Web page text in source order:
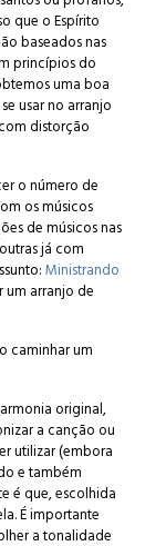
que o Espírito
baseados nas
princípios do
uma boa
usar no arranjo
distorção
o número de
os músicos
de músicos nas
já com
Ministrando
um arranjo de
caminhar um
original,
a canção ou
utilizar (embora
e também
é que, escolhida
É importante
a tonalidade